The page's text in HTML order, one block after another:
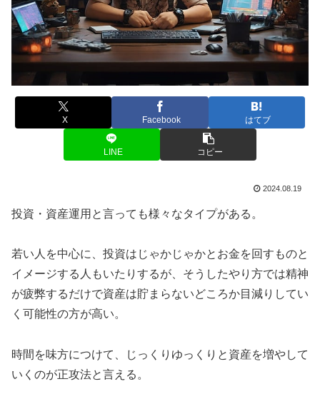
X Facebook はてブ
LINE コピー
2024.08.19
投資・資産運用と言っても様々なタイプがある。
若い人を中心に、投資はじゃかじゃかとお金を回すものと
イメージする人もいたりするが、そうしたやり方では精神
が疲弊するだけで資産は貯まらないどころか目減りしてい
く可能性の方が高い。
時間を味方につけて、じっくりゆっくりと資産を増やして
いくのが正攻法と言える。